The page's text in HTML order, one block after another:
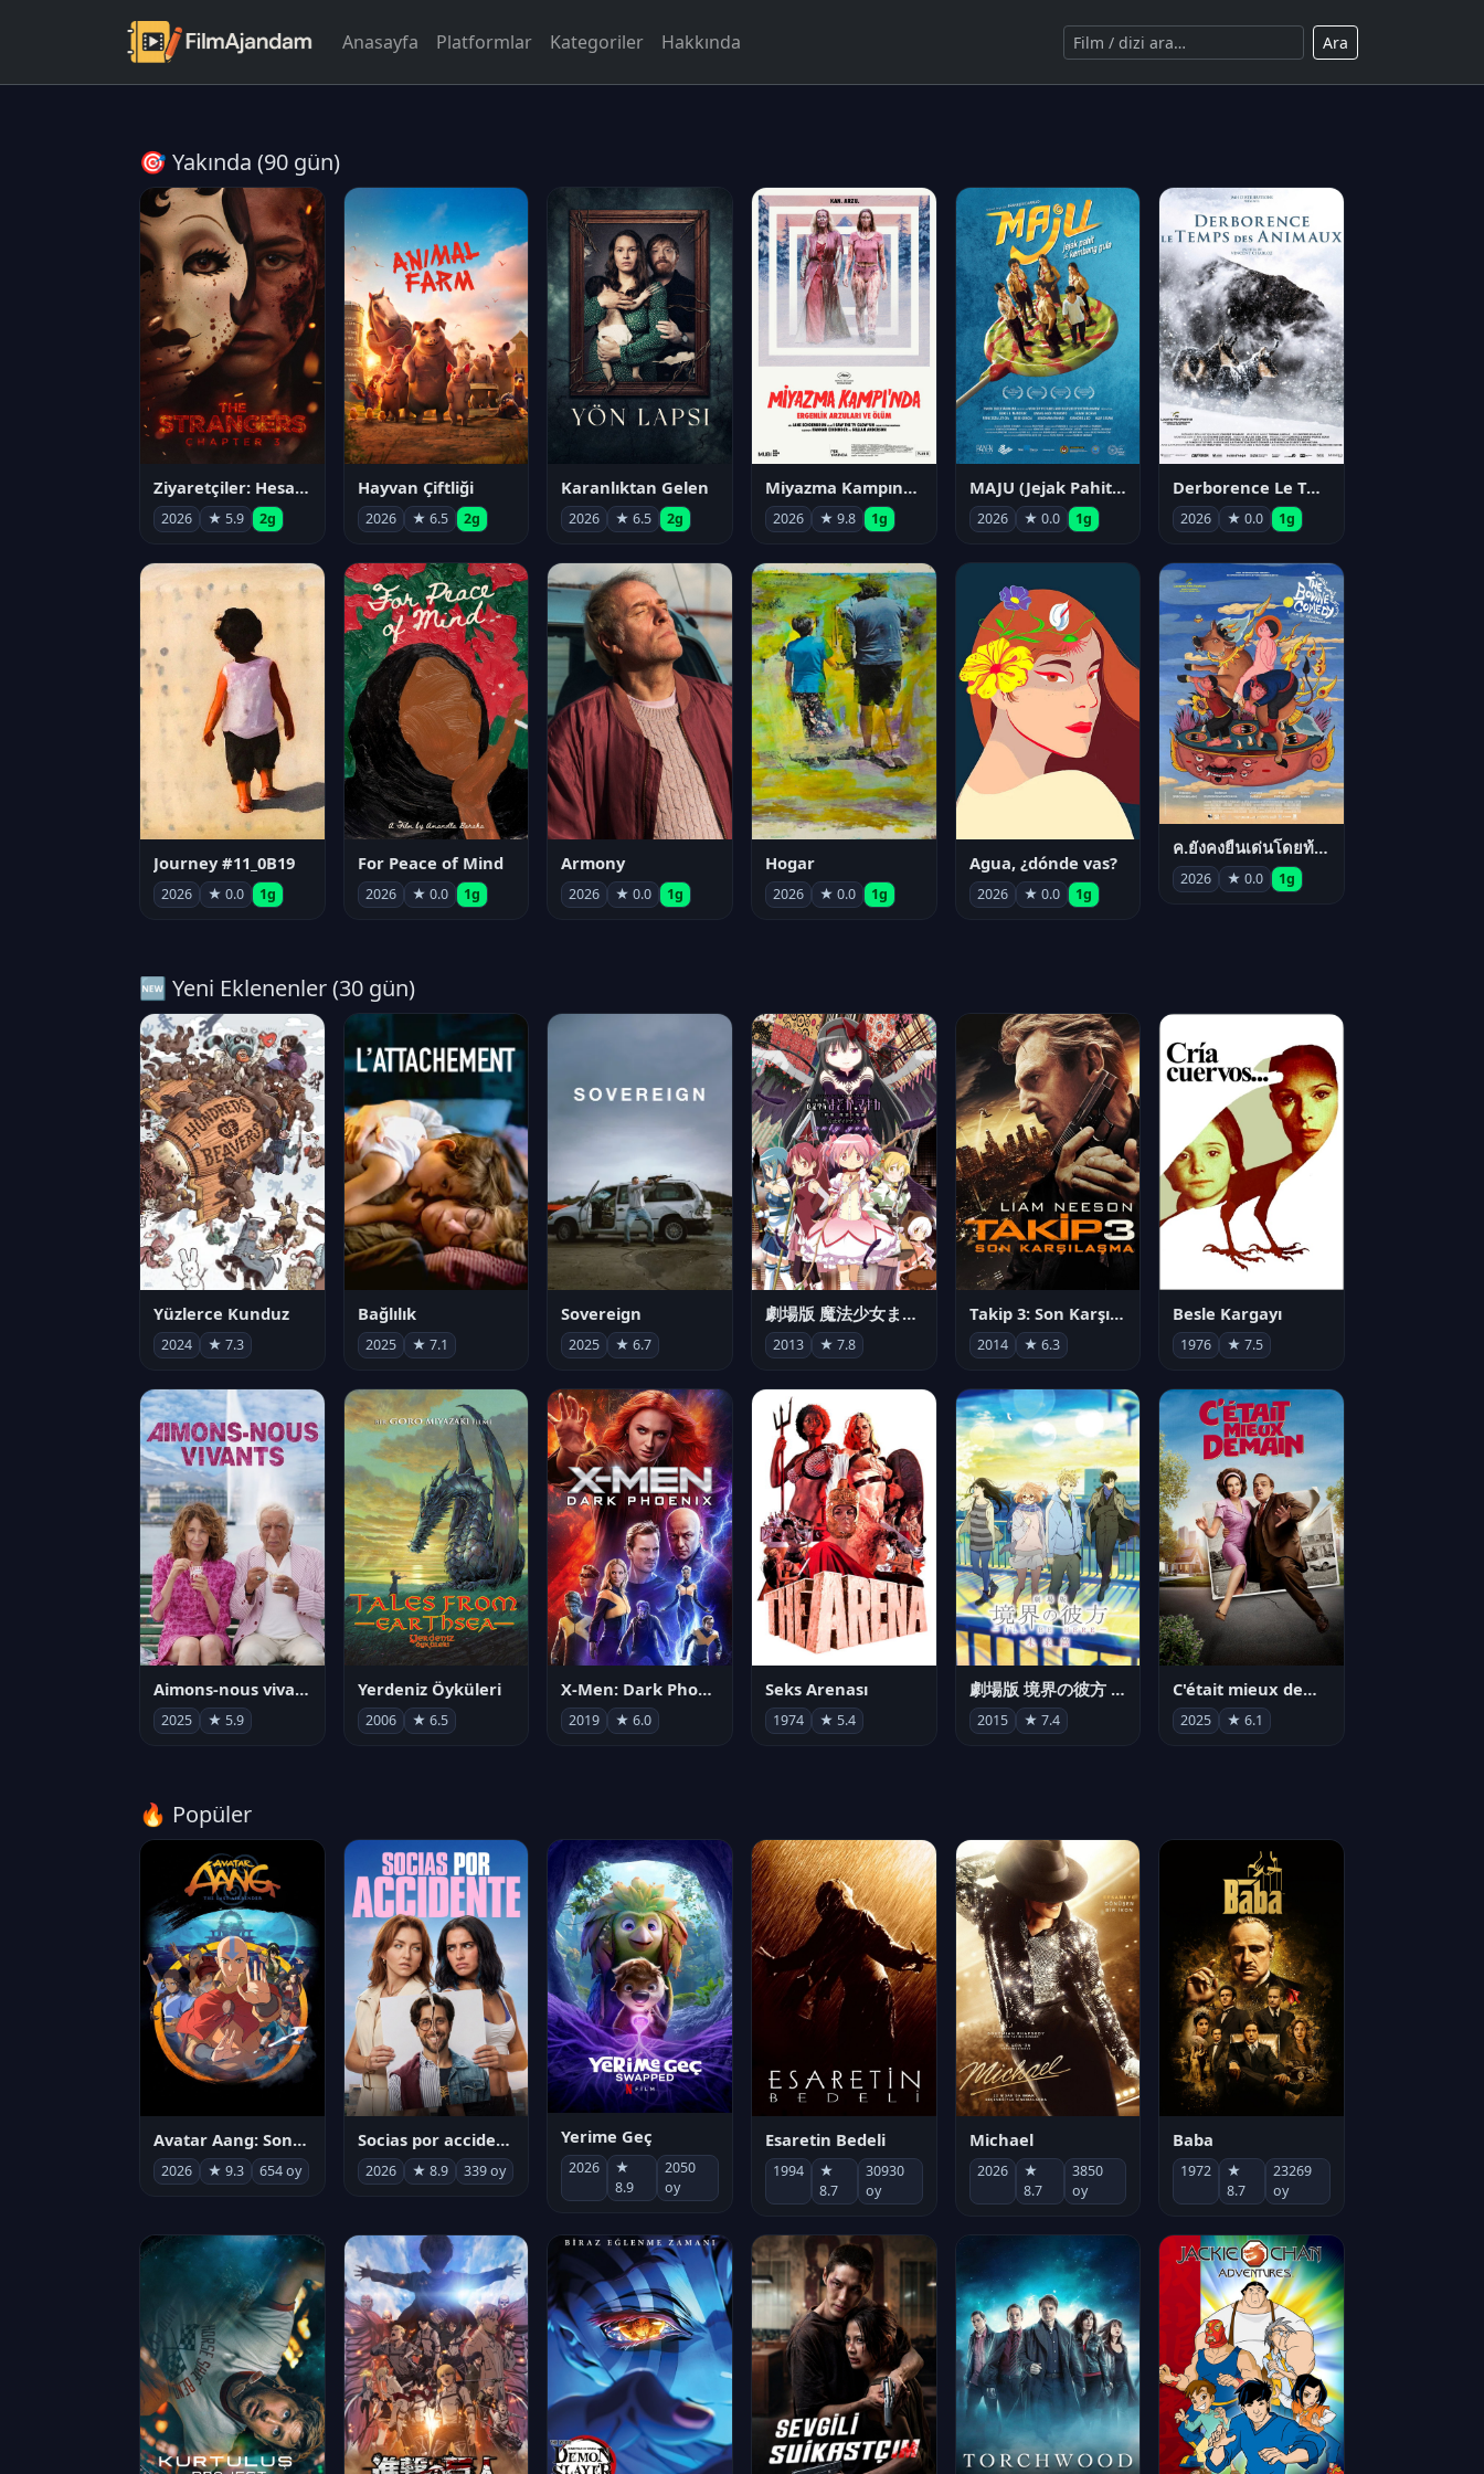
Anasayfa Platformlar Kategoriler Hakkında Ara
🎯 Yakında (90 gün)
Ziyaretçiler: Hesaplaşma
2026 ★ 5.9 2g
Hayvan Çiftliği
2026 ★ 6.5 2g
Karanlıktan Gelen
2026 ★ 6.5 2g
Miyazma Kampında Ergenlik Arzuları ve Ölüm
2026 ★ 9.8 1g
MAJU (Jejak Pahit si Kembang Gula)
2026 ★ 0.0 1g
Derborence Le Temps des Animaux
2026 ★ 0.0 1g
Journey #11_0B19
2026 ★ 0.0 1g
For Peace of Mind
2026 ★ 0.0 1g
Armony
2026 ★ 0.0 1g
Hogar
2026 ★ 0.0 1g
Agua, ¿dónde vas?
2026 ★ 0.0 1g
ค.ยังคงยืนเด่นโดยท้าทาย
2026 ★ 0.0 1g
🆕 Yeni Eklenenler (30 gün)
Yüzlerce Kunduz
2024 ★ 7.3
Bağlılık
2025 ★ 7.1
Sovereign
2025 ★ 6.7
劇場版 魔法少女まどか☆マギカ[新編]叛逆の物語
2013 ★ 7.8
Takip 3: Son Karşılaşma
2014 ★ 6.3
Besle Kargayı
1976 ★ 7.5
Aimons-nous vivants
2025 ★ 5.9
Yerdeniz Öyküleri
2006 ★ 6.5
X-Men: Dark Phoenix
2019 ★ 6.0
Seks Arenası
1974 ★ 5.4
劇場版 境界の彼方 -I'll Be Here- 未来篇
2015 ★ 7.4
C'était mieux demain
2025 ★ 6.1
🔥 Popüler
Avatar Aang: Son Havabükücü
2026 ★ 9.3 654 oy
Socias por accidente
2026 ★ 8.9 339 oy
Yerime Geç
2026
★
8.9
2050
oy
Esaretin Bedeli
1994
★
8.7
30930
oy
Michael
2026
★
8.7
3850
oy
Baba
1972
★
8.7
23269
oy